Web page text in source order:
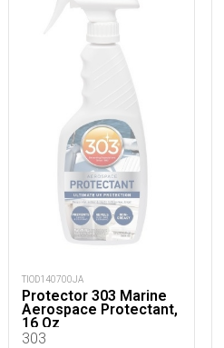
TIOD140700JA
Protector 303 Marine
Aerospace Protectant,
16 Oz
303